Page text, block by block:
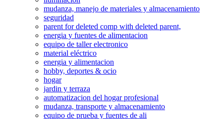
mudanza, manejo de materiales y almacenamiento
seguridad
parent for deleted comp with deleted parent,
energia y fuentes de alimentacion
equipo de taller electronico
material eléctrico
energia y alimentacion
hobby, deportes & ocio
hogar
jardin y terraza
automatizacion del hogar profesional
mudanza, transporte y almacenamiento
equipo de prueba y fuentes de ali